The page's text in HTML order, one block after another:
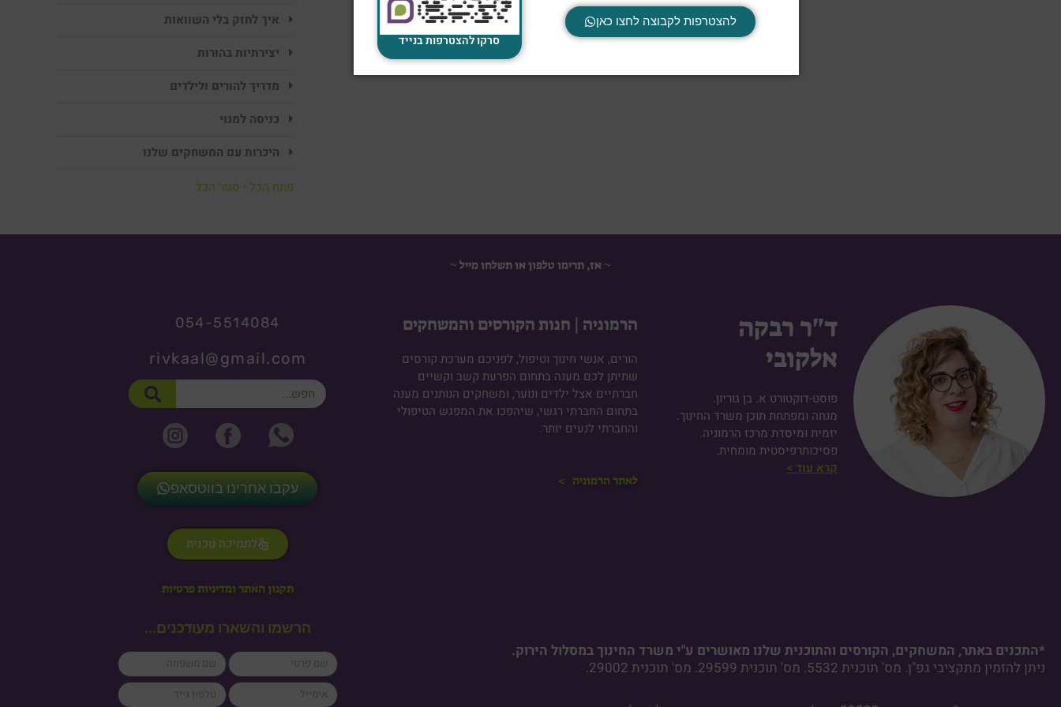
איך לחזק בלי השוואות
יצירתיות בהורות
מדריך להורים ולילדים
כניסה למנוי
היכרות עם המשחקים שלנו
פתח הכל · סגור הכל
~ אז, תרימו טלפון או תשלחו מייל ~
ד"ר רבקה
אלקובי
פוסט-דוקטורט א. בן גוריון.
מנחה ומפתחת תוכן משרד החינוך.
יזמית ומיסדת מרכז הרמוניה.
פסיכותרפיסטית מומחית.
קרא עוד >
הרמוניה | חנות הקורסים והמשחקים
הורים, אנשי חינוך וטיפול, לפניכם מערכת קורסים
שתיתן לכם מענה בתחום הפרעת קשב וקשיים
חברתיים אצל ילדים ונוער, ומשחקים הנותנים מענה
בתחום החברתי רגשי, שיהפכו את המפגש הטיפולי
והחברתי לנעים יותר.
לאתר הרמוניה >
054-5514084
rivkaal@gmail.com
חיפוש
עקבו אחרינו בווטסאפ
לתמיכה טכנית
תקנון האתר ומדיניות פרטיות
*התכנים באתר, המשחקים, הקורסים והתוכנית שלנו מאושרים ע"י משרד החינוך במסלול הירוק.
ניתן להזמין מתקציבי גפ"ן. מס' תוכנית 5532. מס' תוכנית 29599. מס' תוכנית 29002.
הרשמו והשארו מעודכנים...
firstName
lastName
email
cellPhone
להצטרפות לקבוצה לחצו כאן
סרקו להצטרפות בנייד